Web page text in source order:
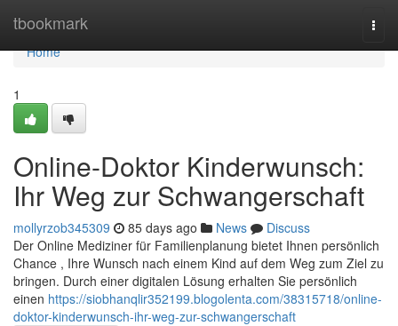
tbookmark
Home
Home
1
Online-Doktor Kinderwunsch:
Ihr Weg zur Schwangerschaft
mollyrzob345309 85 days ago News
Discuss
Der Online Mediziner für Familienplanung bietet Ihnen persönlich
Chance , Ihre Wunsch nach einem Kind auf dem Weg zum Ziel zu
bringen. Durch einer digitalen Lösung erhalten Sie persönlich
einen https://siobhanqlir352199.blogolenta.com/38315718/online-
doktor-kinderwunsch-ihr-weg-zur-schwangerschaft